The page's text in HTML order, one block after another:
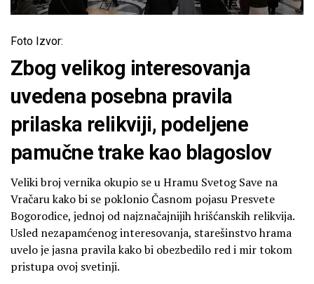
Foto Izvor:
Zbog velikog interesovanja
uvedena posebna pravila
prilaska relikviji, podeljene
pamučne trake kao blagoslov
Veliki broj vernika okupio se u Hramu Svetog Save na
Vračaru kako bi se poklonio Časnom pojasu Presvete
Bogorodice, jednoj od najznačajnijih hrišćanskih relikvija.
Usled nezapamćenog interesovanja, starešinstvo hrama
uvelo je jasna pravila kako bi obezbedilo red i mir tokom
pristupa ovoj svetinji.